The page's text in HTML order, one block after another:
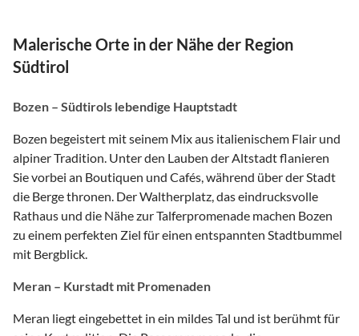
Malerische Orte in der Nähe der Region
Südtirol
Bozen – Südtirols lebendige Hauptstadt
Bozen begeistert mit seinem Mix aus italienischem Flair und
alpiner Tradition. Unter den Lauben der Altstadt flanieren
Sie vorbei an Boutiquen und Cafés, während über der Stadt
die Berge thronen. Der Waltherplatz, das eindrucksvolle
Rathaus und die Nähe zur Talferpromenade machen Bozen
zu einem perfekten Ziel für einen entspannten Stadtbummel
mit Bergblick.
Meran – Kurstadt mit Promenaden
Meran liegt eingebettet in ein mildes Tal und ist berühmt für